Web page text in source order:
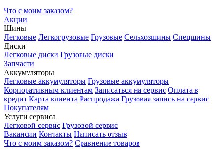
Что с моим заказом?
Акции
Шины
Легковые Легкогрузовые Грузовые Сельхозшины Спецшины
Диски
Легковые диски Грузовые диски
Запчасти
Аккумуляторы
Легковые аккумуляторы Грузовые аккумуляторы
Корпоративным клиентам Записаться на сервис Оплата в
кредит Карта клиента Распродажа Грузовая запись на сервис
Покупателям
Услуги сервиса
Легковой сервис Грузовой сервис
Вакансии Контакты Написать отзыв
Что с моим заказом? Сравнение товаров